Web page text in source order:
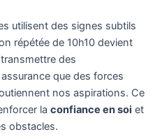
utilisent des signes subtils
répétée de 10h10 devient
des
que des forces
nos aspirations. Ce
la confiance en soi et
obstacles.